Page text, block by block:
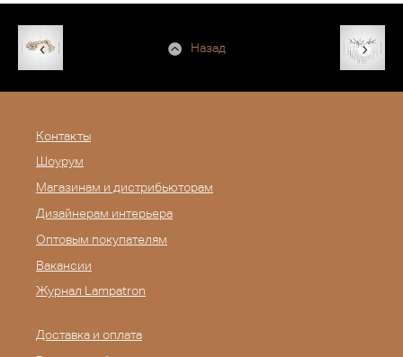
Назад
Контакты
Шоурум
Магазинам и дистрибьюторам
Дизайнерам интерьера
Оптовым покупателям
Вакансии
Журнал Lampatron
Доставка и оплата